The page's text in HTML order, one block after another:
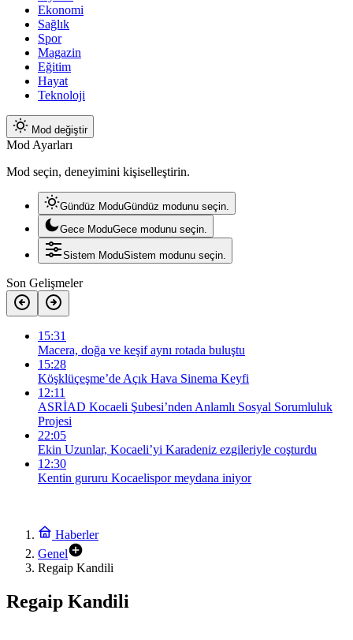
Ekonomi
Sağlık
Spor
Magazin
Eğitim
Hayat
Teknoloji
Mod değiştir
Mod Ayarları
Mod seçin, deneyimini kişiselleştirin.
Gündüz ModuGündüz modunu seçin.
Gece ModuGece modunu seçin.
Sistem ModuSistem modunu seçin.
Son Gelişmeler
15:31
Macera, doğa ve keşif aynı rotada buluştu
15:28
Köşklüçeşme’de Açık Hava Sinema Keyfi
12:11
ASRİAD Kocaeli Şubesi’nden Anlamlı Sosyal Sorumluluk
Projesi
22:05
Ekin Uzunlar, Kocaeli’yi Karadeniz ezgileriyle coşturdu
12:30
Kentin gururu Kocaelispor meydana iniyor
Haberler
Genel
Regaip Kandili
Regaip Kandili